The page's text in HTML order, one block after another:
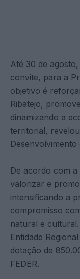
Até 30 de
convite, para a
objetivo é
Ribatejo,
dinamizando a
territorial,
De acordo com a
valorizar e
intensificando a
compromisso
natural e
Entidade
dotação de
FEDER.